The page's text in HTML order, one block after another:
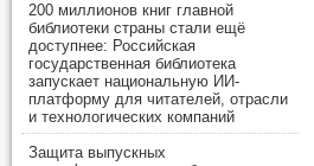
200 миллионов книг главной
библиотеки страны стали ещё
доступнее: Российская
государственная библиотека
запускает национальную ИИ-
платформу для читателей, отрасли
и технологических компаний
Защита выпускных